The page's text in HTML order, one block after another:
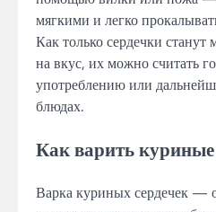
мягкими и легко
Как только сердечки
на вкус, их можно считать
употреблению или
блюдах.
Как варить куриные
Варка куриных сердечек —